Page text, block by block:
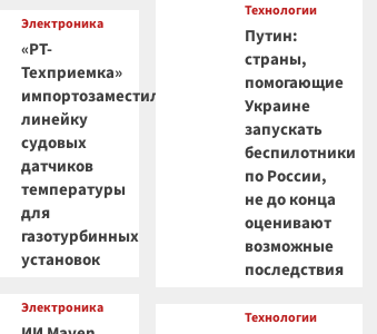
Электроника
«РТ-
Техприемка»
импортозаместила
линейку
судовых
датчиков
температуры
для
газотурбинных
установок
Электроника
Технологии
Путин:
страны,
помогающие
Украине
запускать
беспилотники
по России,
не до конца
оценивают
возможные
последствия
Технологии